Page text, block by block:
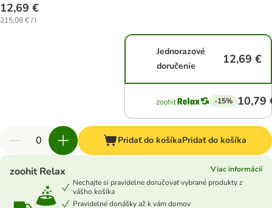
12,69 €
215,08 € / l
Jednorazové
doručenie
12,69 €
-15% 10,79
Pridať do košíkaPridať do košíka
zoohit Relax
Viac informácií
Nechajte si pravidelne doručovať vybrané produkty z
vášho košíka
Pravidelné donášky až k vám domov